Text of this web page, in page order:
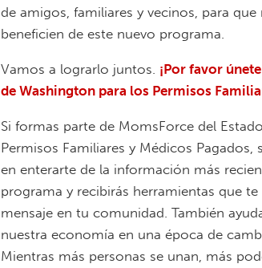
de amigos, familiares y vecinos, para que
beneficien de este nuevo programa.
Vamos a lograrlo juntos. ¡Por favor
de Washington para los Permisos
Si formas parte de MomsForce del
Permisos Familiares y Médicos
en enterarte de la información más
programa y recibirás herramientas que
mensaje en tu comunidad. También
nuestra economía en una época de
Mientras más personas se unan, más